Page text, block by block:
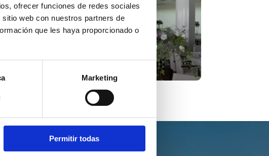
ofrecer funciones de redes sociales
web con nuestros partners de
que les haya proporcionado o
Marketing
Permitir todas
Reial Club Nàutic de
Dénia